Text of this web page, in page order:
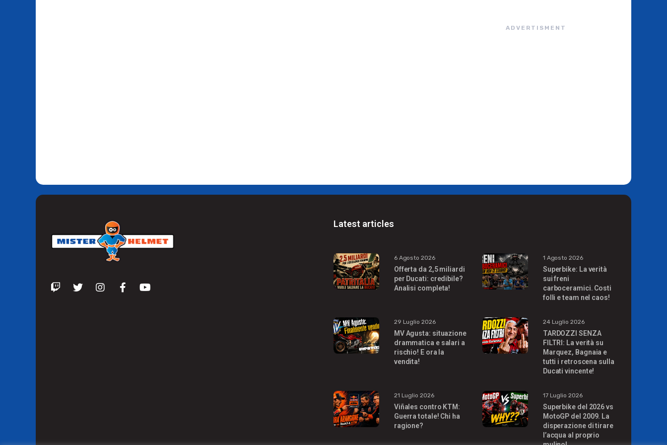
ADVERTISMENT
Latest articles
6 Agosto 2026
Offerta da 2,5 miliardi
per Ducati: credibile?
Analisi completa!
1 Agosto 2026
Superbike: La verità
sui freni
carboceramici. Costi
folli e team nel caos!
29 Luglio 2026
MV Agusta: situazione
drammatica e salari a
rischio! E ora la
vendita!
24 Luglio 2026
TARDOZZI SENZA
FILTRI: La verità su
Marquez, Bagnaia e
tutti i retroscena sulla
Ducati vincente!
21 Luglio 2026
Viñales contro KTM:
Guerra totale! Chi ha
ragione?
17 Luglio 2026
Superbike del 2026 vs
MotoGP del 2009. La
disperazione di tirare
l’acqua al proprio